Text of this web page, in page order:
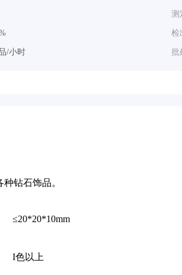
测
检
/小时 批
钻石饰品。
≤20*20*10mm
I色以上